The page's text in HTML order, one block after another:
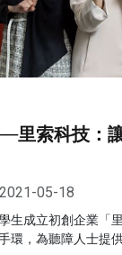
里索科技：
2021-05-18
生成立初創企業「
環，為聽障人士提